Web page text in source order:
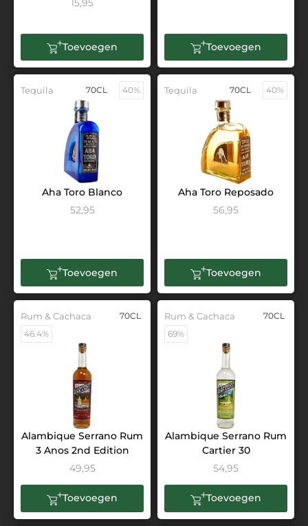
15,95
Toevoegen Toevoegen
Tequila 70CL 40%
Aha Toro Blanco
52,95
Toevoegen
Tequila 70CL 40%
Aha Toro Reposado
56,95
Toevoegen
Rum & Cachaca
70CL
46.4%
Alambique Serrano Rum
3 Anos 2nd Edition
49,95
Toevoegen
Rum & Cachaca
70CL
69%
Alambique Serrano Rum
Cartier 30
54,95
Toevoegen